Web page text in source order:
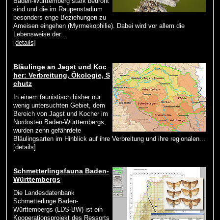
sind und die im Raupenstadium
besonders enge Beziehungen zu
Ameisen eingehen (Myrmekophilie). Dabei wird vor allem die
Lebensweise der...
[details]
Bläulinge an Jagst und Koc
her: Verbreitung, Ökologie, S
chutz
In einem faunistisch bisher nur
wenig untersuchten Gebiet, dem
Bereich von Jagst und Kocher im
Nordosten Baden-Württembergs,
wurden zehn gefährdete
Bläulingsarten im Hinblick auf ihre Verbreitung und ihre regionalen...
[details]
Schmetterlingsfauna Baden-
Württembergs
Die Landesdatenbank
Schmetterlinge Baden-
Württembergs (LDS-BW) ist ein
Kooperationsprojekt des Ressorts